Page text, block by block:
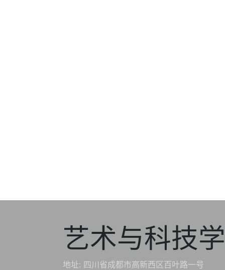
艺术与科技
地址: 四川省成都市高新西区百叶路一号